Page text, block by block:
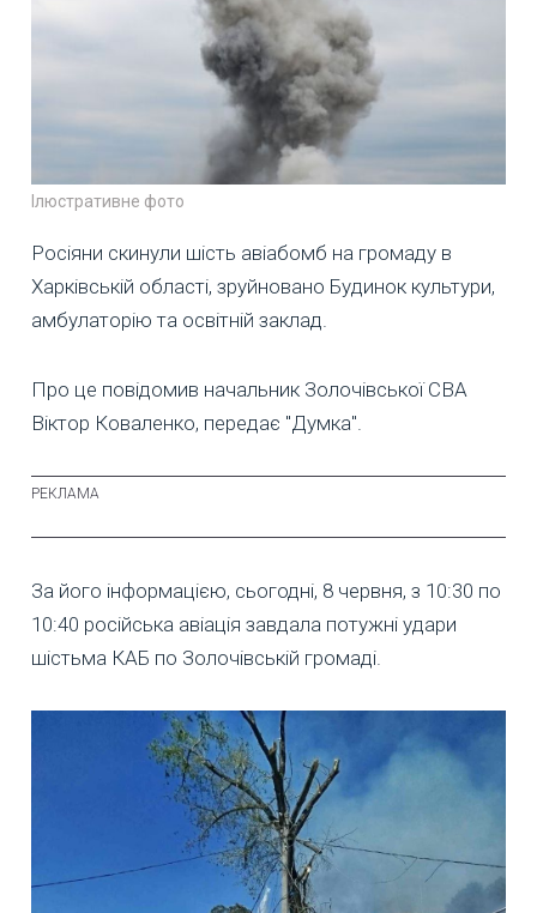
Ілюстративне фото
Росіяни скинули шість авіабомб на громаду в
Харківській області, зруйновано Будинок культури,
амбулаторію та освітній заклад.
Про це повідомив начальник Золочівської СВА
Віктор Коваленко, передає "Думка".
За його інформацією, сьогодні, 8 червня, з 10:30 по
10:40 російська авіація завдала потужні удари
шістьма КАБ по Золочівській громаді.